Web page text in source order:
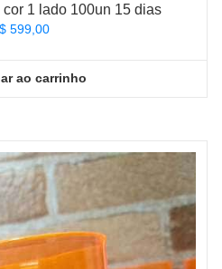
1 lado 100un 15 dias
599,00
ao carrinho